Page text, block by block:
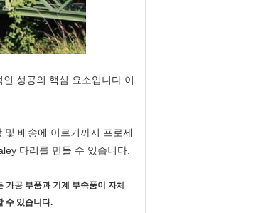
성공의 핵심 요소입니다.이
배송에 이르기까지 프로세
다리를 만들 수 있습니다.
가공 부품과 기계 부속품이 자체
수 있습니다.